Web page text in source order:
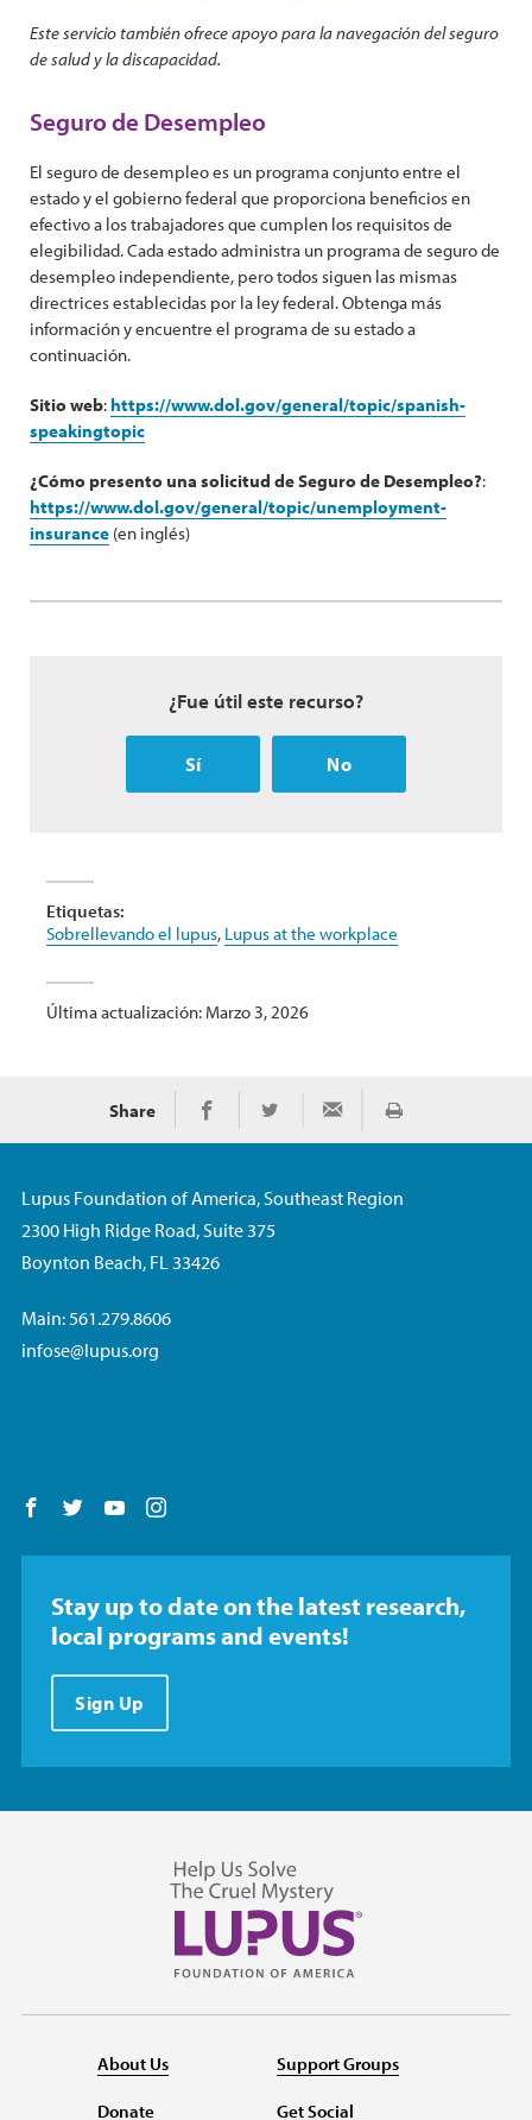
Este servicio también ofrece apoyo para la navegación del seguro
de salud y la discapacidad.
Seguro de Desempleo
El seguro de desempleo es un programa conjunto entre el
estado y el gobierno federal que proporciona beneficios en
efectivo a los trabajadores que cumplen los requisitos de
elegibilidad. Cada estado administra un programa de seguro de
desempleo independiente, pero todos siguen las mismas
directrices establecidas por la ley federal. Obtenga más
información y encuentre el programa de su estado a
continuación.
Sitio web: https://www.dol.gov/general/topic/spanish-
speakingtopic
¿Cómo presento una solicitud de Seguro de Desempleo?:
https://www.dol.gov/general/topic/unemployment-
insurance (en inglés)
¿Fue útil este recurso?
Sí No
Etiquetas:
Sobrellevando el lupus, Lupus at the workplace
Última actualización: Marzo 3, 2026
Share Share on Facebook
Share on TwitterShare via EmailImprimir
Lupus Foundation of America, Southeast Region
2300 High Ridge Road, Suite 375
Boynton Beach, FL 33426
Main: 561.279.8606
infose@lupus.org
Follow us on Facebook
Follow us on Twitter
Follow us on YouTube
Stay up to date on the latest research,
local programs and events!
Sign Up
About Us
Donate
Support Groups
Get Social